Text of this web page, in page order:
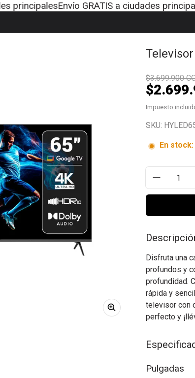
Envío GRATIS a ciudades principales
$3.699.900
Impuesto
SKU:
En stock:
Disfruta una
profundos y
profundidad.
rápida y
televisor con
perfecto y
Pulgadas